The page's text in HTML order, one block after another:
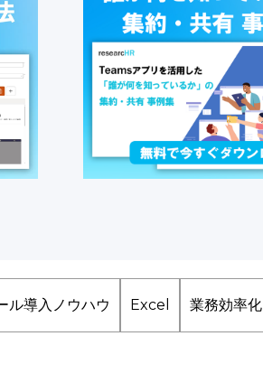
ル導入ノウハウ Excel 業務効率化